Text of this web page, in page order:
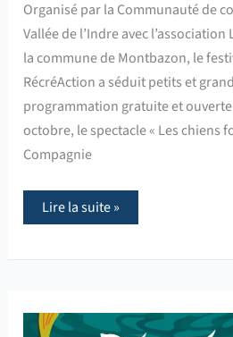
Organisé par la Communauté de
Vallée de l’Indre avec
la commune de Montbazon, le
RécréAction a séduit petits et
programmation gratuite et ouverte
octobre, le spectacle « Les chiens
Compagnie
Lire la suite »
à
Films